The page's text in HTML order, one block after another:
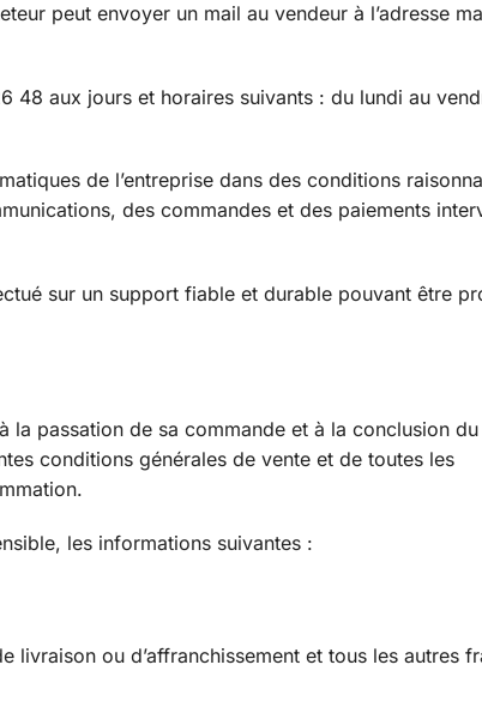
peut envoyer un mail au vendeur à l’adresse
48 aux jours et horaires suivants : du lundi au
de l’entreprise dans des conditions
des commandes et des paiements
sur un support fiable et durable pouvant être
la passation de sa commande et à la conclusion du
conditions générales de vente et de toutes les
les informations suivantes :
livraison ou d’affranchissement et tous les autres